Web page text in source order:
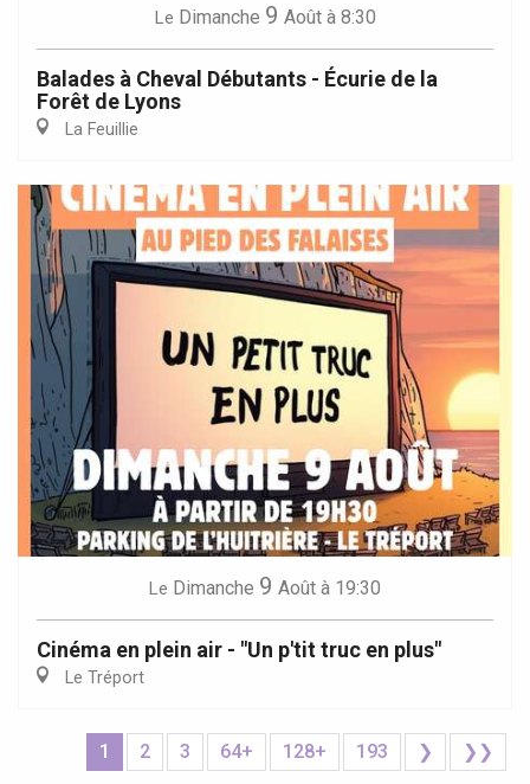
Le Dimanche 9 Août à 8:30
Balades à Cheval Débutants - Écurie de la
Forêt de Lyons
La Feuillie
Le Dimanche 9 Août à 19:30
Cinéma en plein air - "Un p'tit truc en plus"
Le Tréport
1 2 3 64+ 128+ 193 ❯ ❯❯